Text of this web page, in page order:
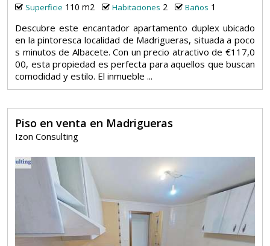
Superficie 110 m2 Habitaciones 2 Baños 1
Descubre este encantador apartamento duplex ubicado
en la pintoresca localidad de Madrigueras, situada a poco
s minutos de Albacete. Con un precio atractivo de €117,0
00, esta propiedad es perfecta para aquellos que buscan
comodidad y estilo. El inmueble ...
Piso en venta en Madrigueras
Izon Consulting